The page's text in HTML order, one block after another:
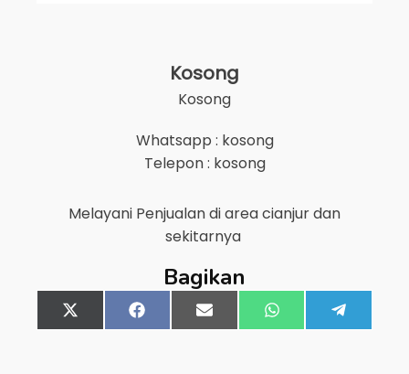
Kosong
Kosong
Whatsapp : kosong
Telepon : kosong
Melayani Penjualan di areacianjurdan
sekitarnya
Bagikan
Share
on
X
(Twitter)
Share
on
FacebookShare
on
Email Share
on
WhatsApp
on